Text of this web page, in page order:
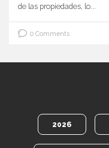
de las propiedades, lo...
0 Comments
2026